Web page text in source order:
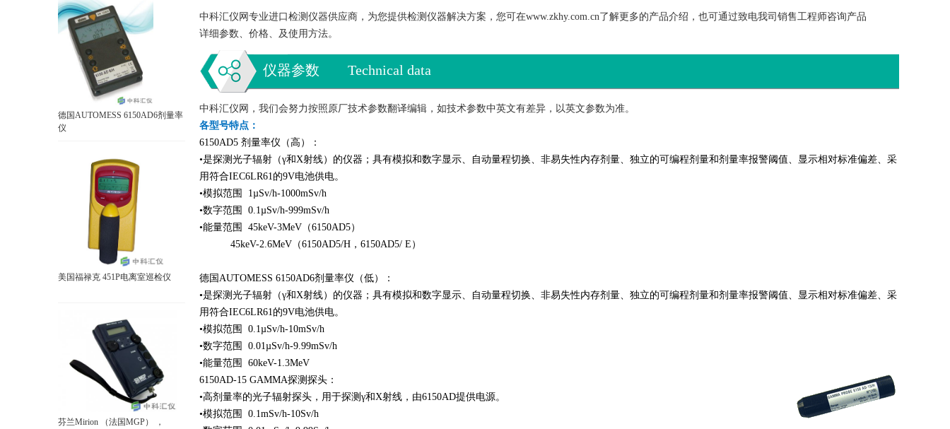
德国AUTOMESS 6150AD6剂量率
仪
美国福禄克 451P电离室巡检仪
芬兰Mirion （法国MGP） ，
中科汇仪网专业进口检测仪器供应商，为您提供检测仪器解决方案，您可在www.zkhy.com.cn了解更多的产品介绍，也可通过致电我司销售工程师咨询产品
详细参数、价格、及使用方法。
仪器参数 Technical data
中科汇仪网，我们会努力按照原厂技术参数翻译编辑，如技术参数中英文有差异，以英文参数为准。
各型号特点：
6150AD5 剂量率仪（高）：
•是探测光子辐射（γ和X射线）的仪器；具有模拟和数字显示、自动量程切换、非易失性内存剂量、独立的可编程剂量和剂量率报警阈值、显示相对标准偏差、采
用符合IEC6LR61的9V电池供电。
•模拟范围 1µSv/h-1000mSv/h
•数字范围 0.1µSv/h-999mSv/h
•能量范围 45keV-3MeV（6150AD5）
45keV-2.6MeV（6150AD5/H，6150AD5/ E）
德国AUTOMESS 6150AD6剂量率仪（低）：
•是探测光子辐射（γ和X射线）的仪器；具有模拟和数字显示、自动量程切换、非易失性内存剂量、独立的可编程剂量和剂量率报警阈值、显示相对标准偏差、采
用符合IEC6LR61的9V电池供电。
•模拟范围 0.1µSv/h-10mSv/h
•数字范围 0.01µSv/h-9.99mSv/h
•能量范围 60keV-1.3MeV
6150AD-15 GAMMA探测探头：
•高剂量率的光子辐射探头，用于探测γ和X射线，由6150AD提供电源。
•模拟范围 0.1mSv/h-10Sv/h